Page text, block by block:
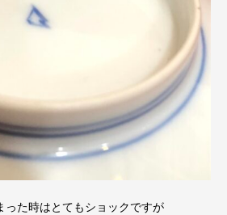
った時はとてもショックですが